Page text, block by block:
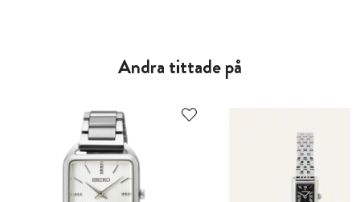
Andra tittade på